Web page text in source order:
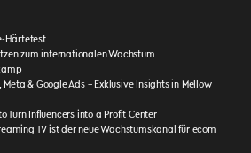
Härtetest
zum internationalen Wachstum
& Google Ads – Exklusive Insights in Mellow
Turn Influencers into a Profit Center
TV ist der neue Wachstumskanal für ecom